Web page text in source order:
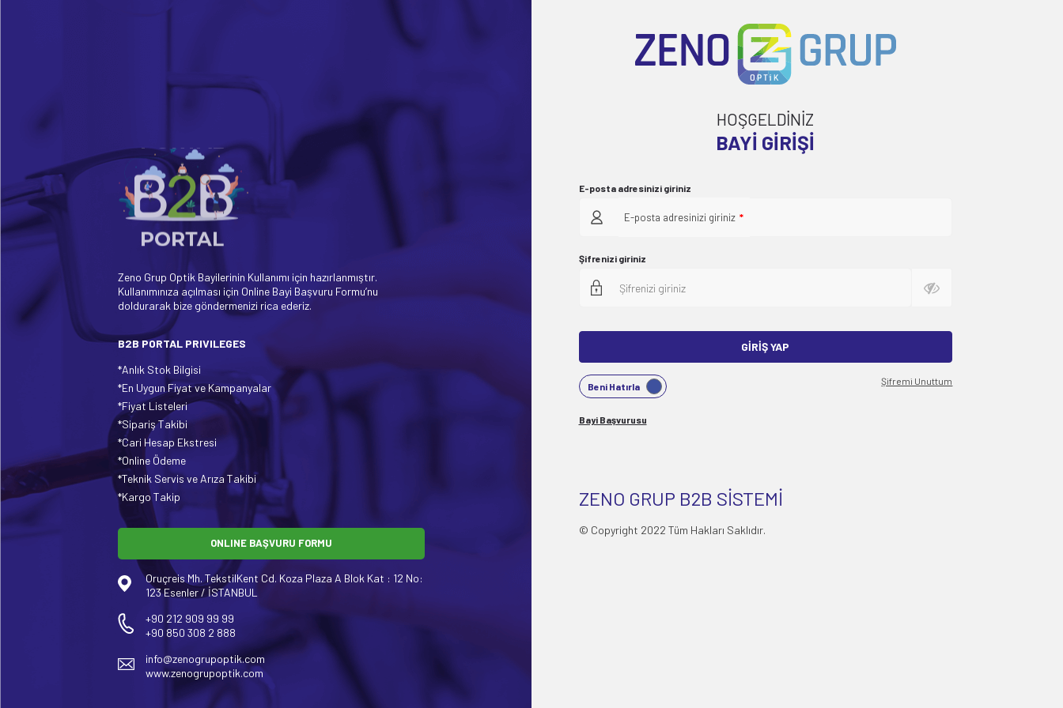
Zeno Grup Optik Bayilerinin Kullanımı için hazırlanmıştır.
Kullanımınıza açılması için Online Bayi Başvuru Formu’nu
doldurarak bize göndermenizi rica ederiz.
B2B PORTAL PRIVILEGES
*Anlık Stok Bilgisi
*En Uygun Fiyat ve Kampanyalar
*Fiyat Listeleri
*Sipariş Takibi
*Cari Hesap Ekstresi
*Online Ödeme
*Teknik Servis ve Arıza Takibi
*Kargo Takip
ONLINE BAŞVURU FORMU
Oruçreis Mh. TekstilKent Cd. Koza Plaza A Blok Kat : 12 No:
123 Esenler / İSTANBUL
+90 212 909 99 99
+90 850 308 2 888
info@zenogrupoptik.com
www.zenogrupoptik.com
HOŞGELDİNİZ
BAYI GIRIŞI
E-posta adresinizi giriniz
E-posta adresinizi giriniz *
Şifrenizi giriniz
GIRIŞ YAP
Beni Hatırla Şifremi Unuttum
Bayi Başvurusu
ZENO GRUP B2B SİSTEMİ
© Copyright 2022 Tüm Hakları Saklıdır.